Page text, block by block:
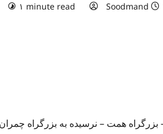
Soodmand ۱ minute read